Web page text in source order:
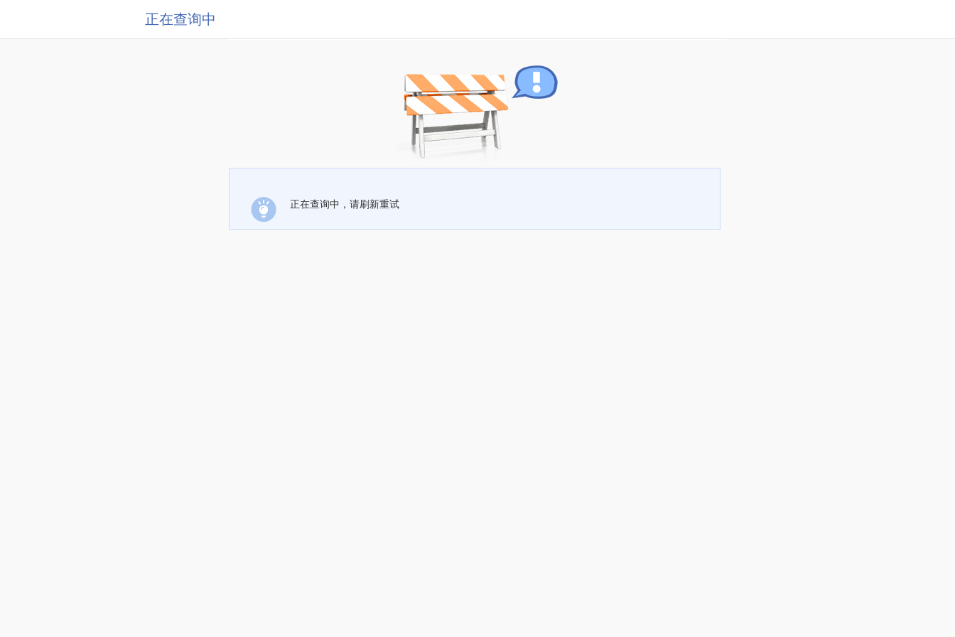
正在查询中
正在查询中，请刷新重试